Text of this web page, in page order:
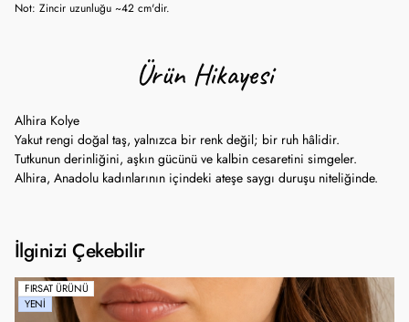
Not: Zincir uzunluğu ~42 cm'dir.
Ürün Hikayesi
Alhira Kolye
Yakut rengi doğal taş, yalnızca bir renk değil; bir ruh hâlidir.
Tutkunun derinliğini, aşkın gücünü ve kalbin cesaretini simgeler.
Alhira, Anadolu kadınlarının içindeki ateşe saygı duruşu niteliğinde.
İlginizi Çekebilir
FIRSAT ÜRÜNÜ
YENI